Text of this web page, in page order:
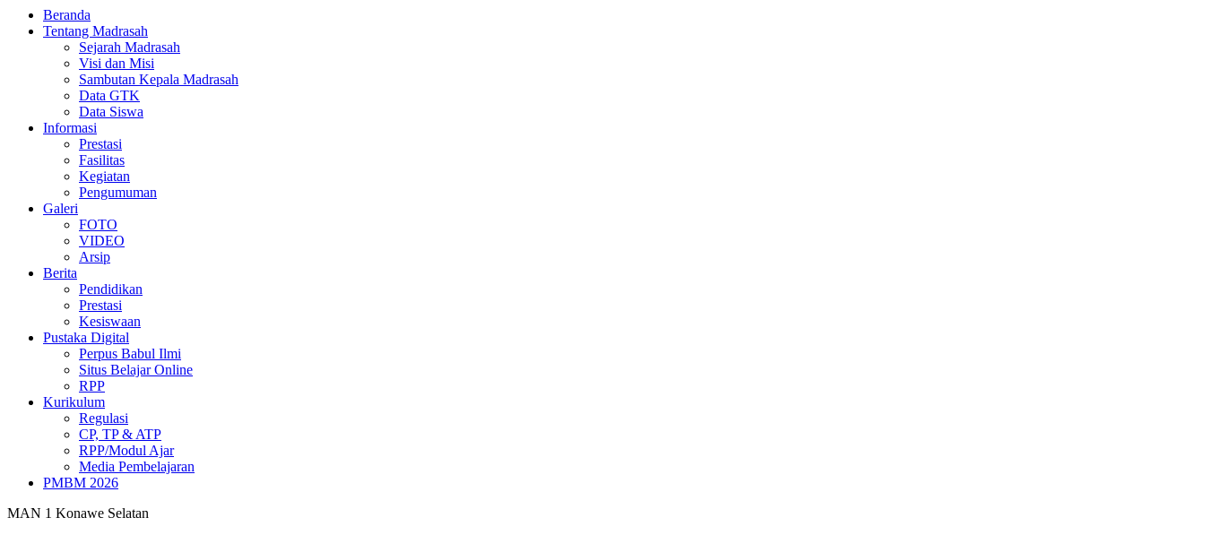
Beranda
Tentang Madrasah
Sejarah Madrasah
Visi dan Misi
Sambutan Kepala Madrasah
Data GTK
Data Siswa
Informasi
Prestasi
Fasilitas
Kegiatan
Pengumuman
Galeri
FOTO
VIDEO
Arsip
Berita
Pendidikan
Prestasi
Kesiswaan
Pustaka Digital
Perpus Babul Ilmi
Situs Belajar Online
RPP
Kurikulum
Regulasi
CP, TP & ATP
RPP/Modul Ajar
Media Pembelajaran
PMBM 2026
MAN 1 Konawe Selatan